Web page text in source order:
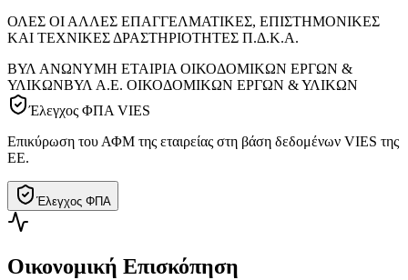
ΟΛΕΣ ΟΙ ΑΛΛΕΣ ΕΠΑΓΓΕΛΜΑΤΙΚΕΣ, ΕΠΙΣΤΗΜΟΝΙΚΕΣ
ΚΑΙ ΤΕΧΝΙΚΕΣ ΔΡΑΣΤΗΡΙΟΤΗΤΕΣ Π.Δ.Κ.Α.
ΒΥΛ ΑΝΩΝΥΜΗ ΕΤΑΙΡΙΑ ΟΙΚΟΔΟΜΙΚΩΝ ΕΡΓΩΝ &
ΥΛΙΚΩΝΒΥΛ Α.Ε. ΟΙΚΟΔΟΜΙΚΩΝ ΕΡΓΩΝ & ΥΛΙΚΩΝ
Έλεγχος ΦΠΑ VIES
Επικύρωση του ΑΦΜ της εταιρείας στη βάση δεδομένων VIES της
ΕΕ.
Έλεγχος ΦΠΑ
Οικονομική Επισκόπηση